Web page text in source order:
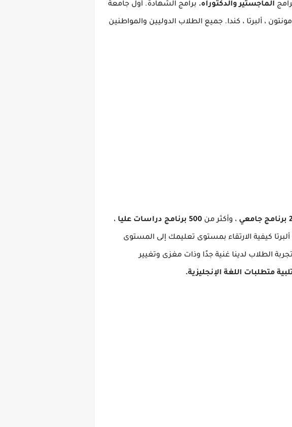
الماجستيروالدكتوراه. برامج الشهادة. أول جامعة
، ألبرتا ، كندا. جميع الطلاب الدوليين والمواطنين
، وأكثر من 500 برنامج دراسات عليا ،
كيفية الارتقاء بمستوى تعليمك إلى المستوى
الطلاب لدينا غنية جدًا وذات مغزى وتغيير
متطلبات اللغة الإنجليزية.